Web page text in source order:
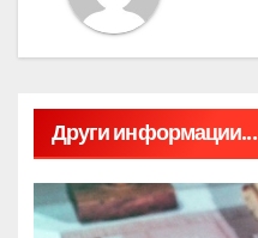
Други информации...